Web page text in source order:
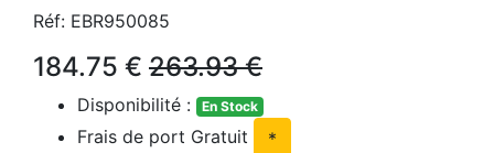
Réf: EBR950085
184.75 € 263.93 €
Disponibilité : En Stock
Frais de port Gratuit
*